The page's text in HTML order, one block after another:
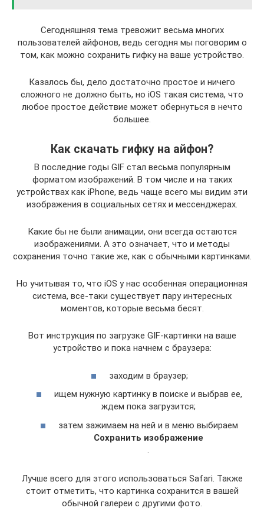
Сегодняшняя тема тревожит весьма многих
пользователей айфонов, ведь сегодня мы поговорим о
том, как можно сохранить гифку на ваше устройство.
Казалось бы, дело достаточно простое и ничего
сложного не должно быть, но iOS такая система, что
любое простое действие может обернуться в нечто
большее.
Как скачать гифку на айфон?
В последние годы GIF стал весьма популярным
форматом изображений. В том числе и на таких
устройствах как iPhone, ведь чаще всего мы видим эти
изображения в социальных сетях и мессенджерах.
Какие бы не были анимации, они всегда остаются
изображениями. А это означает, что и методы
сохранения точно такие же, как с обычными картинками.
Но учитывая то, что iOS у нас особенная операционная
система, все-таки существует пару интересных
моментов, которые весьма бесят.
Вот инструкция по загрузке GIF-картинки на ваше
устройство и пока начнем с браузера:
заходим в браузер;
ищем нужную картинку в поиске и выбрав ее,
ждем пока загрузится;
затем зажимаем на ней и в меню выбираем
Сохранить изображение
Лучше всего для этого использоваться Safari. Также
стоит отметить, что картинка сохранится в вашей
обычной галереи с другими фото.